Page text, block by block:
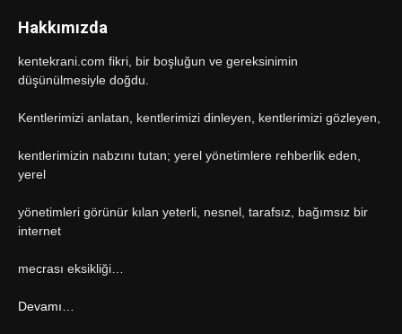
Hakkımızda
kentekrani.com fikri, bir boşluğun ve gereksinimin
düşünülmesiyle doğdu.
Kentlerimizi anlatan, kentlerimizi dinleyen, kentlerimizi gözleyen,
kentlerimizin nabzını tutan; yerel yönetimlere rehberlik eden,
yerel
yönetimleri görünür kılan yeterli, nesnel, tarafsız, bağımsız bir
internet
mecrası eksikliği…
Devamı…